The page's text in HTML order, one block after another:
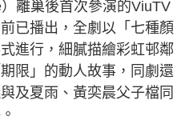
離巢後首次參演的ViuTV
已播出，全劇以「七種顏
進行，細膩描繪彩虹邨鄰
限」的動人故事，同劇還
及夏雨、黃奕晨父子檔同